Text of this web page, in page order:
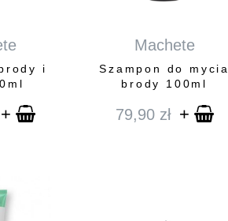
i
+
Machete
Szampon do mycia
brody 100ml
79,90 zł +